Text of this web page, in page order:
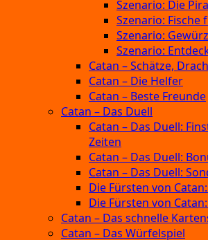
Szenario: Die
Szenario: Fische
Szenario:
Szenario:
Catan – Schätze,
Catan – Die Helfer
Catan – Beste Freunde
Catan – Das Duell
Catan – Das Duell:
Zeiten
Catan – Das Duell:
Catan – Das Duell:
Die Fürsten von
Die Fürsten von
Catan – Das schnelle
Catan – Das Würfelspiel